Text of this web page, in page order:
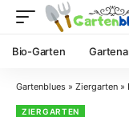
Bio-Garten
Gartenblues » Ziergarten »
ZIERGARTEN